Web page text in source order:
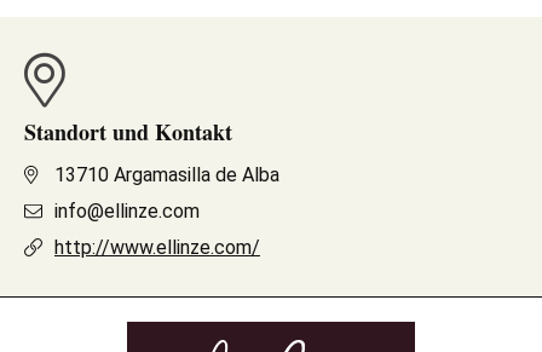
Standort und Kontakt
13710 Argamasilla de Alba
info@ellinze.com
http://www.ellinze.com/